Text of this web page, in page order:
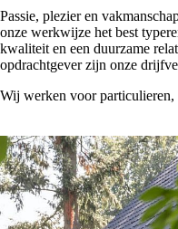
Passie, plezier en
onze werkwijze het best
kwaliteit en een duurzame
opdrachtgever zijn onze
Wij werken voor